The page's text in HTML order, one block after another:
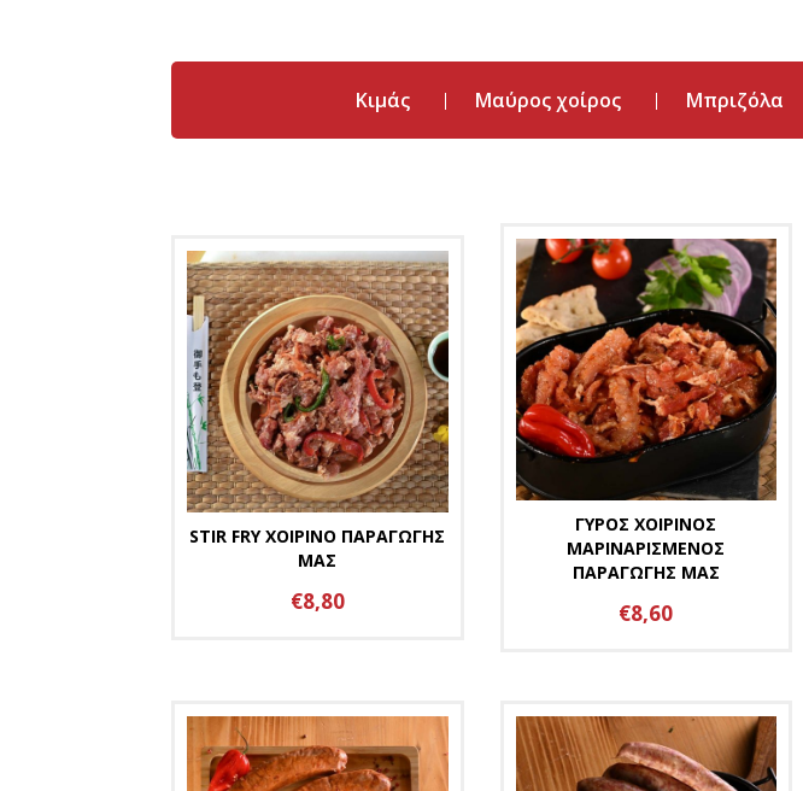
Κιμάς Μαύρος χοίρος Μπριζόλα
STIR FRY ΧΟΙΡΙΝΟ ΠΑΡΑΓΩΓΗΣ
ΜΑΣ
€8,80
ΓΥΡΟΣ ΧΟΙΡΙΝΟΣ
ΜΑΡΙΝΑΡΙΣΜΕΝΟΣ
ΠΑΡΑΓΩΓΗΣ ΜΑΣ
€8,60